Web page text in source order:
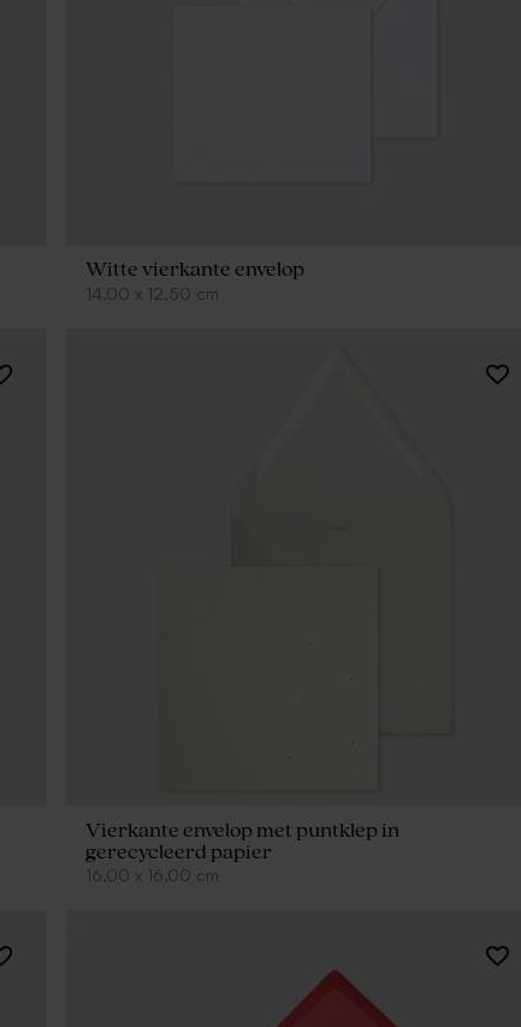
Witte vierkante envelop
14,00 x 12,50 cm
Vierkante envelop met puntklep in
gerecycleerd papier
16,00 x 16,00 cm